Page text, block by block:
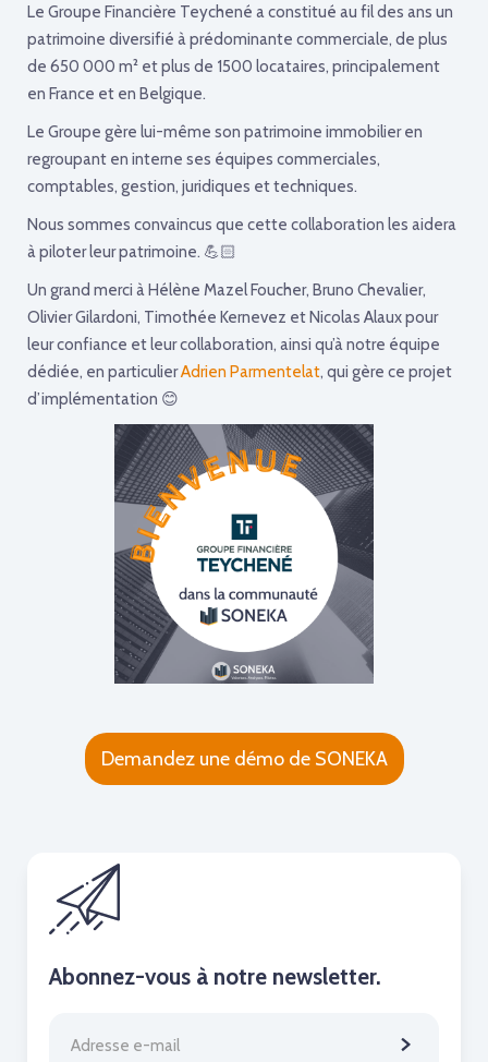
Le Groupe Financière Teychené a constitué au fil des ans un
patrimoine diversifié à prédominante commerciale, de plus
de 650 000 m² et plus de 1500 locataires, principalement
en France et en Belgique.
Le Groupe gère lui-même son patrimoine immobilier en
regroupant en interne ses équipes commerciales,
comptables, gestion, juridiques et techniques.
Nous sommes convaincus que cette collaboration les aidera
à piloter leur patrimoine. 💪🏻
Un grand merci à Hélène Mazel Foucher, Bruno Chevalier,
Olivier Gilardoni, Timothée Kernevez et Nicolas Alaux pour
leur confiance et leur collaboration, ainsi qu’à notre équipe
dédiée, en particulierAdrien Parmentelat, qui gère ce projet
d’implémentation 😊
Demandez une démo de SONEKA
Abonnez-vous à notre newsletter.